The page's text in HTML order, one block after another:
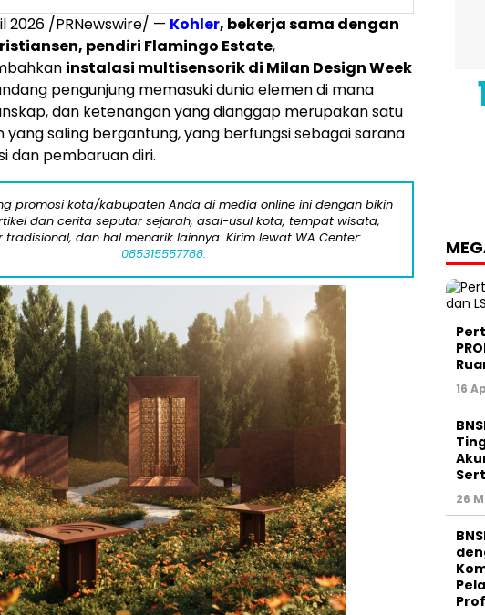
2026 /PRNewswire/ — Kohler, bekerja sama dengan
pendiri Flamingo Estate,
instalasi multisensorik di Milan Design Week
pengunjung memasuki dunia elemen di mana
dan ketenangan yang dianggap merupakan satu
yang saling bergantung, yang berfungsi sebagai sarana
dan pembaruan diri.
promosi kota/kabupaten Anda di media online ini dengan bikin
dan cerita seputar sejarah, asal-usul kota, tempat wisata,
tradisional, dan hal menarik lainnya. Kirim lewat WA Center:
085315557788.
16
26